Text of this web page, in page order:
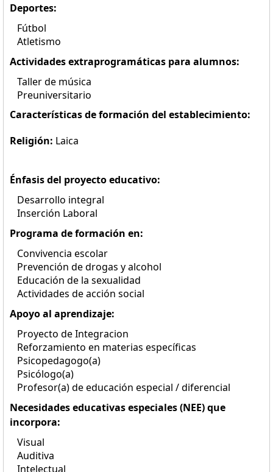
Deportes:
Fútbol
Atletismo
Actividades extraprogramáticas para alumnos:
Taller de música
Preuniversitario
Características de formación del establecimiento:
Religión: Laica
Énfasis del proyecto educativo:
Desarrollo integral
Inserción Laboral
Programa de formación en:
Convivencia escolar
Prevención de drogas y alcohol
Educación de la sexualidad
Actividades de acción social
Apoyo al aprendizaje:
Proyecto de Integracion
Reforzamiento en materias específicas
Psicopedagogo(a)
Psicólogo(a)
Profesor(a) de educación especial / diferencial
Necesidades educativas especiales (NEE) que
incorpora:
Visual
Auditiva
Intelectual